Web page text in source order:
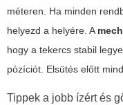
méteren. Ha minden
helyezd a helyére. A
hogy a tekercs stabil
pózíciót. Elsütés előtt
Tippek a jobb ízért és